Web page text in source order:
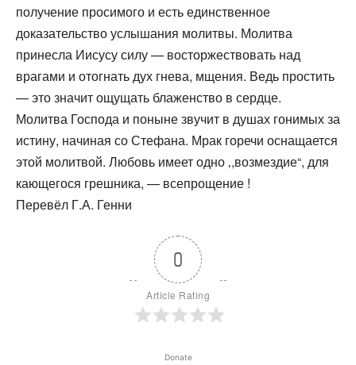
получение просимого и есть единственное
доказательство услышания молитвы. Молитва
принесла Иисусу силу — восторжествовать над
врагами и отогнать дух гнева, мщения. Ведь простить
— это значит ощущать блаженство в сердце.
Молитва Господа и поныне звучит в душах гонимых за
истину, начиная со Стефана. Мрак горечи оснащается
этой молитвой. Любовь имеет одно ‚,возмездие“, для
кающегося грешника, — всепрощение !
Перевёл Г.А. Генни
0
Article Rating
Donate